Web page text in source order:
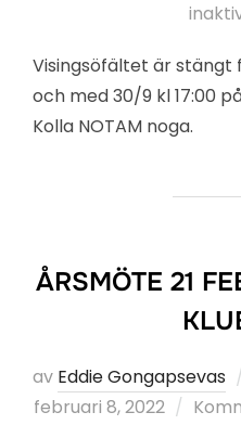
Visingsöfältet är stängt
och med 30/9 kl 17:00
Kolla NOTAM noga.
ÅRSMÖTE 21
av Eddie Gongapsevas
Publicerat
februari 8, 2022